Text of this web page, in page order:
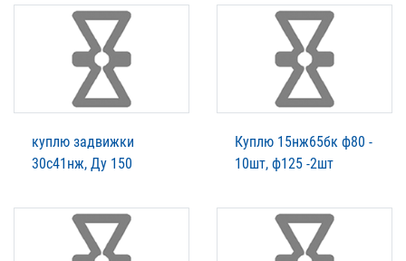
куплю задвижки
30с41нж, Ду 150
Куплю 15нж65бк ф80 -
10шт, ф125 -2шт